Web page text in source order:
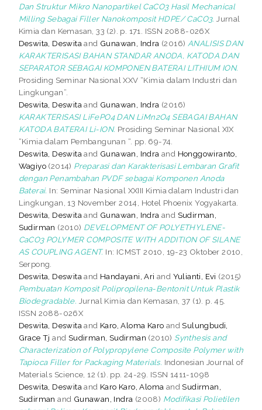
Dan Struktur Mikro Nanopartikel CaCO3 Hasil Mechanical
Milling Sebagai Filler Nanokomposit HDPE/ CaCO3. Jurnal
Kimia dan Kemasan, 33 (2). p. 171. ISSN 2088-026X
Deswita, Deswita and Gunawan, Indra (2016) ANALISIS DAN
KARAKTERISASI BAHAN STANDAR ANODA, KATODA DAN
SEPARATOR SEBAGAI KOMPONEN BATERAI LITHIUM ION.
Prosiding Seminar Nasional XXV “Kimia dalam Industri dan
Lingkungan”.
Deswita, Deswita and Gunawan, Indra (2016)
KARAKTERISASI LiFePO4 DAN LiMn2O4 SEBAGAI BAHAN
KATODA BATERAI Li-ION. Prosiding Seminar Nasional XIX
“Kimia dalam Pembangunan “. pp. 69-74.
Deswita, Deswita and Gunawan, Indra and Honggowiranto,
Wagiyo (2014) Preparasi dan Karakterisasi Lembaran Grafit
dengan Penambahan PVDF sebagai Komponen Anoda
Baterai. In: Seminar Nasional XXIII Kimia dalam Industri dan
Lingkungan, 13 November 2014, Hotel Phoenix Yogyakarta.
Deswita, Deswita and Gunawan, Indra and Sudirman,
Sudirman (2010) DEVELOPMENT OF POLYETHYLENE-
CaCO3 POLYMER COMPOSITE WITH ADDITION OF SILANE
AS COUPLING AGENT. In: ICMST 2010, 19-23 Oktober 2010,
Serpong.
Deswita, Deswita and Handayani, Ari and Yulianti, Evi (2015)
Pembuatan Komposit Polipropilena-Bentonit Untuk Plastik
Biodegradable. Jurnal Kimia dan Kemasan, 37 (1). p. 45.
ISSN 2088-026X
Deswita, Deswita and Karo, Aloma Karo andSulungbudi,
Grace Tj and Sudirman, Sudirman (2010) Synthesis and
Characterization of Polypropylene Composite Polymer with
Tapioca Filler for Packaging Materials. Indonesian Journal of
Materials Science, 12 (1). pp. 24-29. ISSN 1411-1098
Deswita, Deswita and Karo Karo, Aloma andSudirman,
Sudirman and Gunawan, Indra (2008) Modifikasi Polietilen